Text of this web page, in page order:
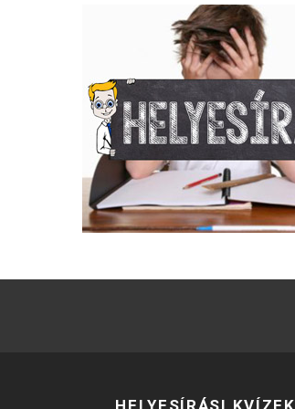
HELYESÍRÁSI KVÍZEK